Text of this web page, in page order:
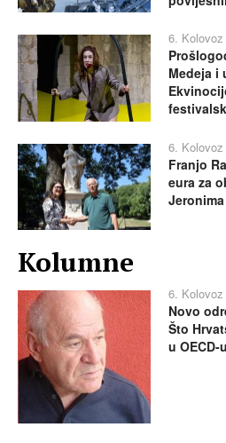
6. Kolovoz
Medeja i
6. Kolovoz
Franjo
eura za
Jeronima
Kolumne
6. Kolovoz
Novo
Što
u OECD-